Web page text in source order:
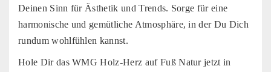
Deinen Sinn für Ästhetik und Trends. Sorge für eine
harmonische und gemütliche Atmosphäre, in der Du Dich
rundum wohlfühlen kannst.
Hole Dir das WMG Holz-Herz auf Fuß Natur jetzt in